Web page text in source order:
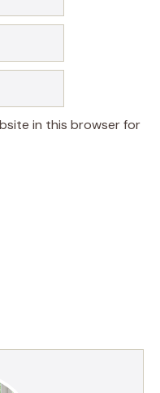
in this browser for